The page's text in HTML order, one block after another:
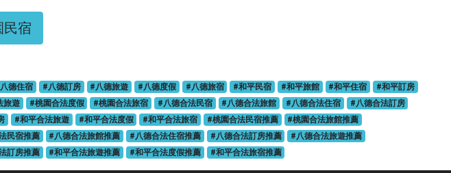
宿
德住宿 #八德訂房 #八德旅遊 #八德度假 #八德旅宿 #和平民宿 #和平旅館 #和平住宿
#和平訂房
旅遊 #桃園合法度假 #桃園合法旅宿 #八德合法民宿 #八德合法旅館 #八德合法住宿
#八德合法訂房
#和平合法旅遊 #和平合法度假 #和平合法旅宿 #桃園合法民宿推薦
#桃園合法旅館推薦
民宿推薦 #八德合法旅館推薦 #八德合法住宿推薦 #八德合法訂房推薦
#八德合法旅遊推薦
訂房推薦 #和平合法旅遊推薦 #和平合法度假推薦 #和平合法旅宿推薦